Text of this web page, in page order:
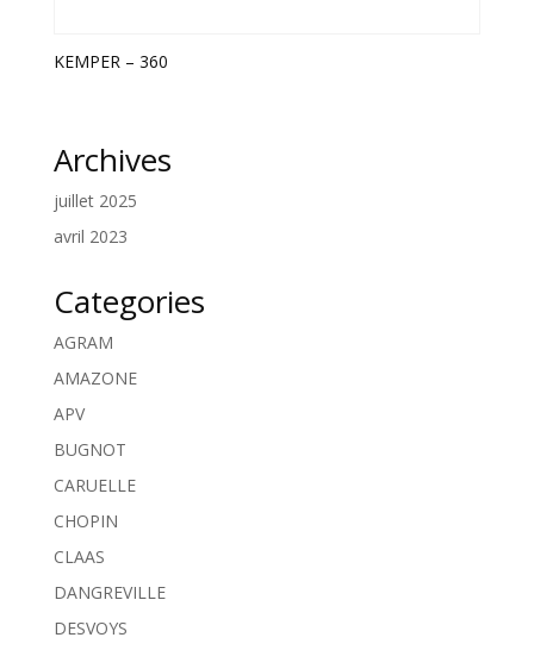
KEMPER – 360
Archives
juillet 2025
avril 2023
Categories
AGRAM
AMAZONE
APV
BUGNOT
CARUELLE
CHOPIN
CLAAS
DANGREVILLE
DESVOYS